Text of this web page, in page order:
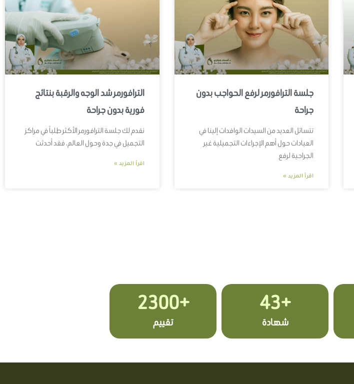
جلسة الترافورمر لرفع الحواجب بدون
جراحة
تتسائل العديد من السيدات الوافدات إلينا في
العيادات حول أهم الإجراءات التجميلية غير
الجراحية لرفع
اقرأ المزيد »
الترافورمر شد الوجه والرقبة بنتائج
فورية بدون جراحة
نقدم لك جلسة الترافورمر الأكثر طلباً في مراكز
التجميل في جدة وحول العالم، فقد أحدثت
اقرأ المزيد »
+43
شهادة
+2300
تقييم